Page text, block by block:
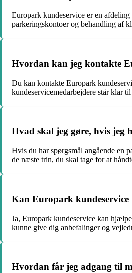
Europark kundeservice er en
parkeringskontoer og behandling af
Hvordan kan jeg kontakte
Du kan kontakte Europark
kundeservicemedarbejdere står klar
Hvad skal jeg gøre, hvis jeg
Hvis du har spørgsmål angående en
de næste trin, du skal tage for at
Kan Europark kundeservice
Ja, Europark kundeservice kan
kunne give dig anbefalinger og
Hvordan får jeg adgang til